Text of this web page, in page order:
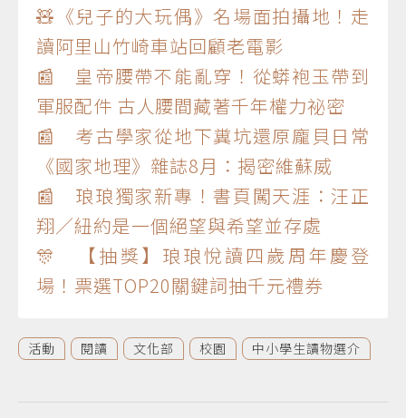
🧸《兒子的大玩偶》名場面拍攝地！走
讀阿里山竹崎車站回顧老電影
📰 皇帝腰帶不能亂穿！從蟒袍玉帶到
軍服配件 古人腰間藏著千年權力祕密
📰 考古學家從地下糞坑還原龐貝日常
《國家地理》雜誌8月：揭密維蘇威
📰 琅琅獨家新專！書頁闖天涯：汪正
翔／紐約是一個絕望與希望並存處
🎊 【抽獎】琅琅悅讀四歲周年慶登
場！票選TOP20關鍵詞抽千元禮券
活動 閱讀 文化部 校園 中小學生讀物選介